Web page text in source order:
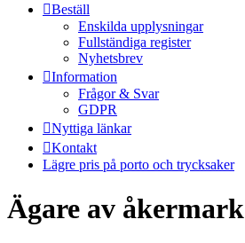
Beställ
Enskilda upplysningar
Fullständiga register
Nyhetsbrev
Information
Frågor & Svar
GDPR
Nyttiga länkar
Kontakt
Lägre pris på porto och trycksaker
Ägare av åkermark